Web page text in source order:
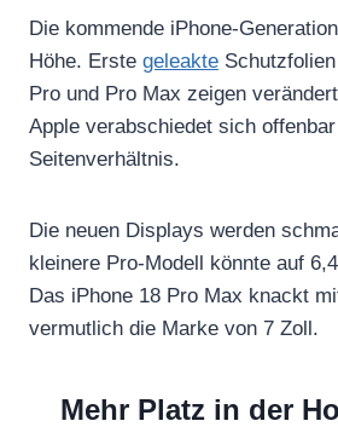
Die kommende iPhone-
Höhe. Erste geleakte
Pro und Pro Max zeigen
Apple verabschiedet sich
Seitenverhältnis.
Die neuen Displays werden
kleinere Pro-Modell könnte auf
Das iPhone 18 Pro Max knackt
vermutlich die Marke von 7 Zoll.
Mehr Platz in der